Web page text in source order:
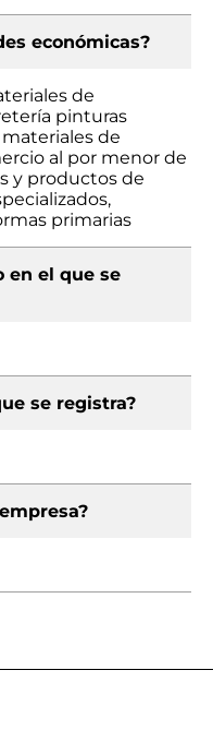
económicas?
de
pinturas
de
al por menor de
y productos de
primarias
en el que se
se registra?